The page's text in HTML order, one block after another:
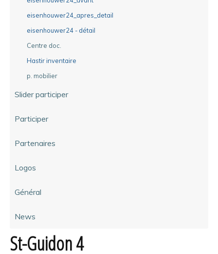
eisenhouwer24_apres_detail
eisenhouwer24 - détail
Centre doc.
Hastir inventaire
p. mobilier
Slider participer
Participer
Partenaires
Logos
Général
News
St-Guidon 4